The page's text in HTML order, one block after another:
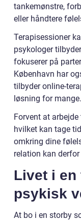
tankemønstre,
eller håndtere
Terapisessioner
psykologer
fokuserer på
København har
tilbyder online-
løsning for mange.
Forvent at
hvilket kan tage
omkring dine
relation kan
Livet i
psykisk
At bo i en storby